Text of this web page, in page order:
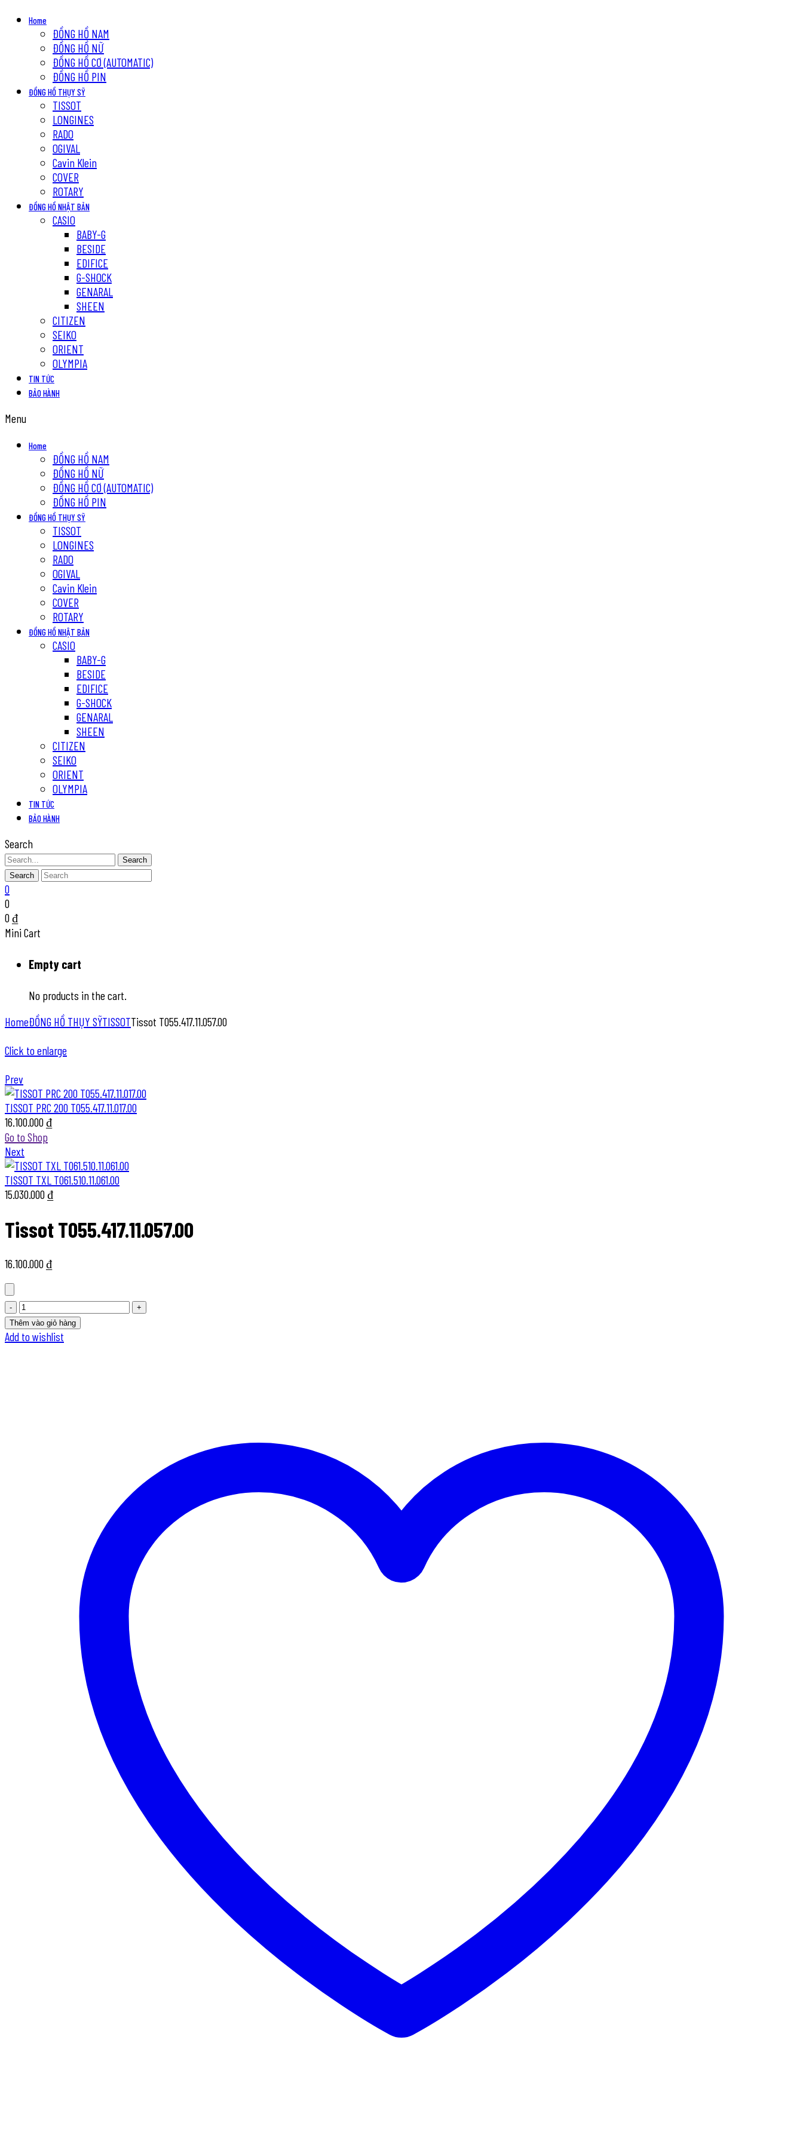
Home
ĐỒNG HỒ NAM
ĐỒNG HỒ NỮ
ĐỒNG HỒ CƠ (AUTOMATIC)
ĐỒNG HỒ PIN
ĐỒNG HỒ THỤY SỸ
TISSOT
LONGINES
RADO
OGIVAL
Cavin Klein
COVER
ROTARY
ĐỒNG HỒ NHẬT BẢN
CASIO
BABY-G
BESIDE
EDIFICE
G-SHOCK
GENARAL
SHEEN
CITIZEN
SEIKO
ORIENT
OLYMPIA
TIN TỨC
BẢO HÀNH
Menu
Home
ĐỒNG HỒ NAM
ĐỒNG HỒ NỮ
ĐỒNG HỒ CƠ (AUTOMATIC)
ĐỒNG HỒ PIN
ĐỒNG HỒ THỤY SỸ
TISSOT
LONGINES
RADO
OGIVAL
Cavin Klein
COVER
ROTARY
ĐỒNG HỒ NHẬT BẢN
CASIO
BABY-G
BESIDE
EDIFICE
G-SHOCK
GENARAL
SHEEN
CITIZEN
SEIKO
ORIENT
OLYMPIA
TIN TỨC
BẢO HÀNH
Search
Search
Search
0
0
0₫
Mini Cart
Empty cart
No products in the cart.
HomeĐỒNG HỒ THỤY SỸTISSOTTissot T055.417.11.057.00
Click to enlarge
Prev
TISSOT PRC 200 T055.417.11.017.00
16.100.000₫
Go to Shop
Next
TISSOT TXL T061.510.11.061.00
15.030.000₫
Tissot T055.417.11.057.00
16.100.000₫
Tissot
T055.417.11.057.00
quantity
Thêm vào giỏ hàng
Add to wishlist